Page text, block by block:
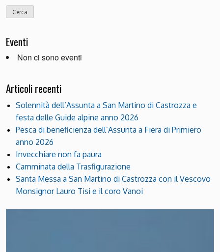
Eventi
Non ci sono eventi
Articoli recenti
Solennità dell’Assunta a San Martino di Castrozza e
festa delle Guide alpine anno 2026
Pesca di beneficienza dell’Assunta a Fiera di Primiero
anno 2026
Invecchiare non fa paura
Camminata della Trasfigurazione
Santa Messa a San Martino di Castrozza con il Vescovo
Monsignor Lauro Tisi e il coro Vanoi